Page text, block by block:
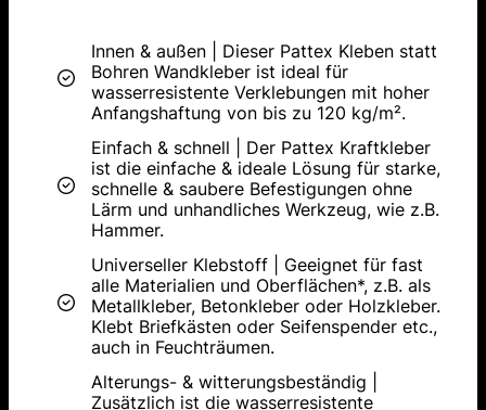
Innen & außen | Dieser Pattex Kleben statt
Bohren Wandkleber ist ideal für
wasserresistente Verklebungen mit hoher
Anfangshaftung von bis zu 120 kg/m².
Einfach & schnell | Der Pattex Kraftkleber
ist die einfache & ideale Lösung für starke,
schnelle & saubere Befestigungen ohne
Lärm und unhandliches Werkzeug, wie z.B.
Hammer.
Universeller Klebstoff | Geeignet für fast
alle Materialien und Oberflächen*, z.B. als
Metallkleber, Betonkleber oder Holzkleber.
Klebt Briefkästen oder Seifenspender etc.,
auch in Feuchträumen.
Alterungs- & witterungsbeständig |
Zusätzlich ist die wasserresistente